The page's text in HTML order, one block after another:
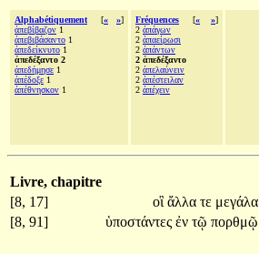
Alphabétiquement [« »]
ἀπεβίβαζον 1
ἀπεβιβάσαντο 1
ἀπεδείκνυτο 1
ἀπεδέξαντο 2
ἀπεδήμησε 1
ἀπέδοξε 1
ἀπέθνησκον 1
Fréquences [« »]
2 ἀπάγων
2 ἀπαείρωσι
2 ἁπάντων
2 ἀπεδέξαντο
2 ἀπελαύνειν
2 ἀπέστειλαν
2 ἀπέχειν
Livre, chapitre
[8, 17]
οἳ ἄλλα τε μεγάλα
[8, 91]
ὑποστάντες ἐν τῷ πορθμῷ